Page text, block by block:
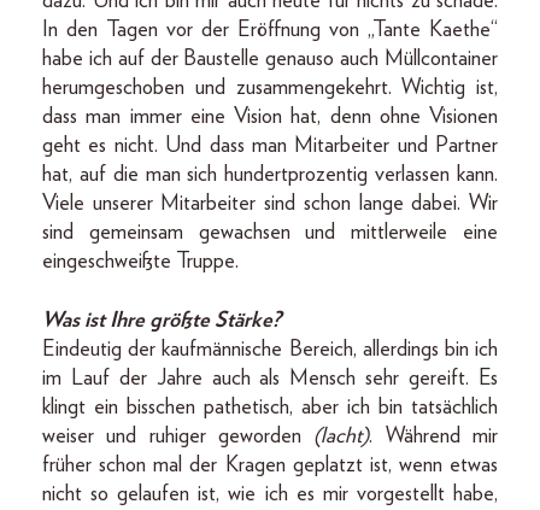
In den Tagen vor der Eröffnung von „Tante Kaethe“
habe ich auf der Baustelle genauso auch Müllcontainer
herumgeschoben und zusammengekehrt. Wichtig ist,
dass man immer eine Vision hat, denn ohne Visionen
geht es nicht. Und dass man Mitarbeiter und Partner
hat, auf die man sich hundertprozentig verlassen kann.
Viele unserer Mitarbeiter sind schon lange dabei. Wir
sind gemeinsam gewachsen und mittlerweile eine
eingeschweißte Truppe.
Was ist Ihre größte Stärke?
Eindeutig der kaufmännische Bereich, allerdings bin ich
im Lauf der Jahre auch als Mensch sehr gereift. Es
klingt ein bisschen pathetisch, aber ich bin tatsächlich
weiser und ruhiger geworden (lacht). Während mir
früher schon mal der Kragen geplatzt ist, wenn etwas
nicht so gelaufen ist, wie ich es mir vorgestellt habe,